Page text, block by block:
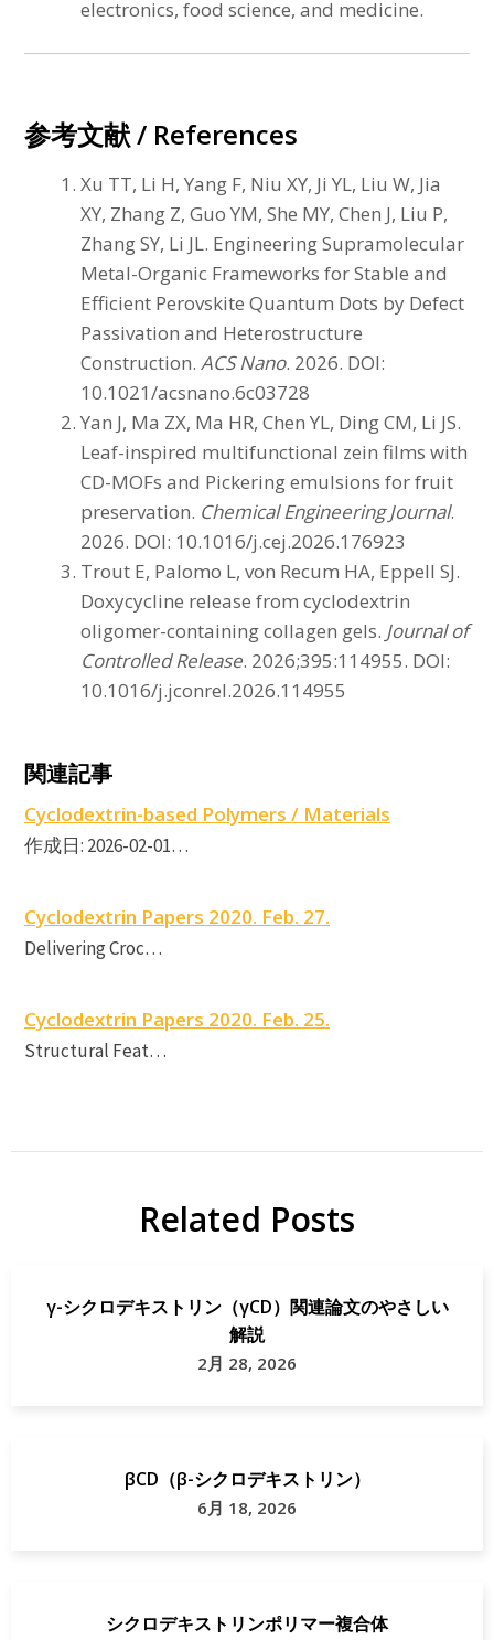
electronics, food science, and medicine.
参考文献 / References
Xu TT, Li H, Yang F, Niu XY, Ji YL, Liu W, Jia
XY, Zhang Z, Guo YM, She MY, Chen J, Liu P,
Zhang SY, Li JL. Engineering Supramolecular
Metal-Organic Frameworks for Stable and
Efficient Perovskite Quantum Dots by Defect
Passivation and Heterostructure
Construction. ACS Nano. 2026. DOI:
10.1021/acsnano.6c03728
Yan J, Ma ZX, Ma HR, Chen YL, Ding CM, Li JS.
Leaf-inspired multifunctional zein films with
CD-MOFs and Pickering emulsions for fruit
preservation. Chemical Engineering Journal.
2026. DOI: 10.1016/j.cej.2026.176923
Trout E, Palomo L, von Recum HA, Eppell SJ.
Doxycycline release from cyclodextrin
oligomer-containing collagen gels. Journal of
Controlled Release. 2026;395:114955. DOI:
10.1016/j.jconrel.2026.114955
関連記事
Cyclodextrin-based Polymers / Materials
作成日: 2026-02-01…
Cyclodextrin Papers 2020. Feb. 27.
Delivering Croc…
Cyclodextrin Papers 2020. Feb. 25.
Structural Feat…
Related Posts
γ-シクロデキストリン（γCD）関連論文のやさしい
解説
2月 28, 2026
βCD（β-シクロデキストリン）
6月 18, 2026
シクロデキストリンポリマー複合体